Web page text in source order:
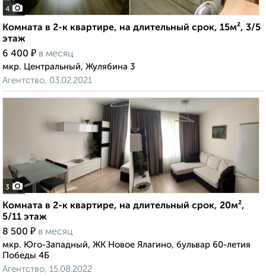
4
Комната в 2-к квартире, на длительный срок, 15м², 3/5
этаж
6 400 ₽ в месяц
мкр. Центральный, Жулябина 3
Агентство, 03.02.2021
3
Комната в 2-к квартире, на длительный срок, 20м²,
5/11 этаж
8 500 ₽ в месяц
мкр. Юго-Западный, ЖК Новое Ялагино, бульвар 60-летия
Победы 4Б
Агентство, 15.08.2022